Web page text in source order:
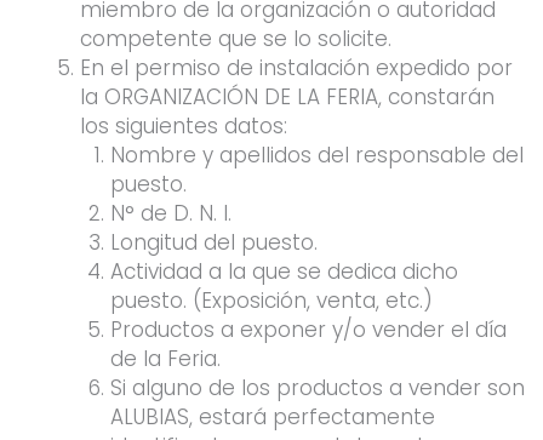
miembro de la organización o autoridad
competente que se lo solicite.
En el permiso de instalación expedido por
la ORGANIZACIÓN DE LA FERIA, constarán
los siguientes datos:
Nombre y apellidos del responsable del
puesto.
N° de D. N. I.
Longitud del puesto.
Actividad a la que se dedica dicho
puesto. (Exposición, venta, etc.)
Productos a exponer y/o vender el día
de la Feria.
Si alguno de los productos a vender son
ALUBIAS, estará perfectamente